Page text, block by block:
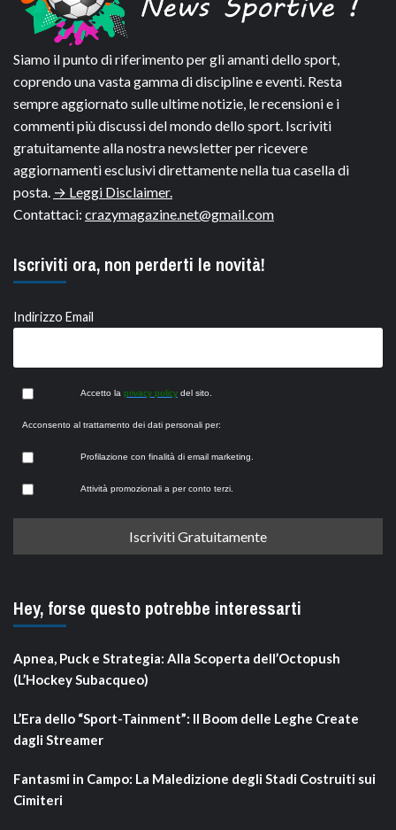
Siamo il punto di riferimento per gli amanti dello sport,
coprendo una vasta gamma di discipline e eventi. Resta
sempre aggiornato sulle ultime notizie, le recensioni e i
commenti più discussi del mondo dello sport. Iscriviti
gratuitamente alla nostra newsletter per ricevere
aggiornamenti esclusivi direttamente nella tua casella di
posta. → Leggi Disclaimer.
Contattaci: crazymagazine.net@gmail.com
Iscriviti ora, non perderti le novità!
Indirizzo Email
Accetto la privacy policy del sito.
Acconsento al trattamento dei dati personali per:
Profilazione con finalità di email marketing.
Attività promozionali a per conto terzi.
Hey, forse questo potrebbe interessarti
Apnea, Puck e Strategia: Alla Scoperta dell’Octopush
(L’Hockey Subacqueo)
L’Era dello “Sport-Tainment”: Il Boom delle Leghe Create
dagli Streamer
Fantasmi in Campo: La Maledizione degli Stadi Costruiti sui
Cimiteri